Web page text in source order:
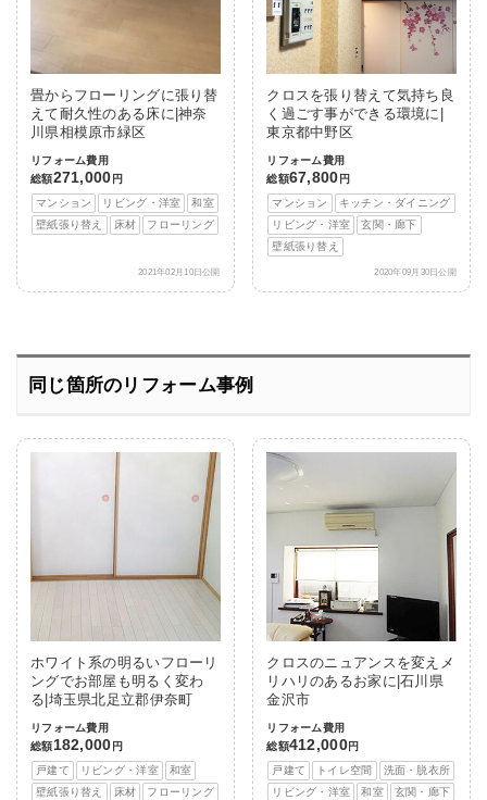
畳からフローリングに張り替
えて耐久性のある床に|神奈
川県相模原市緑区
リフォーム費用
総額271,000 円
マンション
リビング・洋室
和室
壁紙張り替え
床材 フローリング
2021年02月10日公開
クロスを張り替えて気持ち良
く過ごす事ができる環境に|
東京都中野区
リフォーム費用
総額67,800 円
マンション
キッチン・ダイニング
リビング・洋室
玄関・廊下
壁紙張り替え
2020年09月30日公開
同じ箇所のリフォーム事例
ホワイト系の明るいフローリ
ングでお部屋も明るく変わ
る|埼玉県北足立郡伊奈町
リフォーム費用
総額182,000 円
戸建て
リビング・洋室
和室
壁紙張り替え
床材 フローリング
クロスのニュアンスを変えメ
リハリのあるお家に|石川県
金沢市
リフォーム費用
総額412,000円
戸建て
トイレ空間
洗面・脱衣所
リビング・洋室
和室
玄関・廊下